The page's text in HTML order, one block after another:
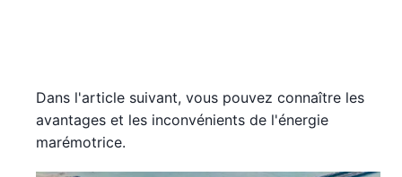
Dans l'article suivant, vous pouvez connaître les
avantages et les inconvénients de l'énergie
marémotrice.